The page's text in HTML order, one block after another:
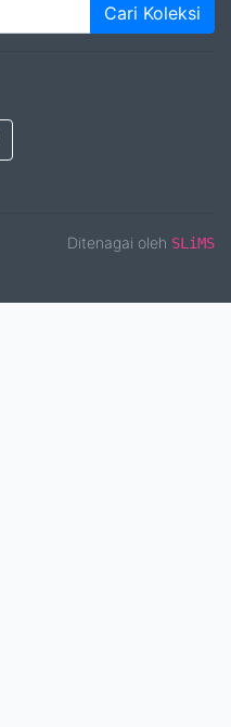
Cari Koleksi
Ditenagai oleh SLiMS